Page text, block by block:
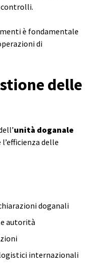
controlli.
è fondamentale
di
delle
unità doganale
delle
doganali
autorità
internazionali